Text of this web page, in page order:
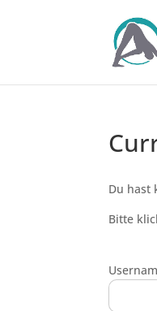
Du hast
Bitte